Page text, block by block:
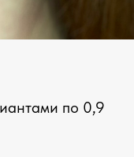
по 0,9